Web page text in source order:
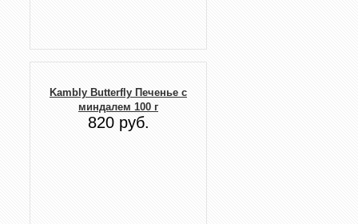
Kambly Butterfly Печенье с
миндалем 100 г
820 руб.